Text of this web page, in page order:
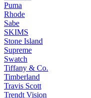
Puma
Rhode
Sabe
SKIMS
Stone Island
Supreme
Swatch
Tiffany & Co.
Timberland
Travis Scott
Trendt Vision